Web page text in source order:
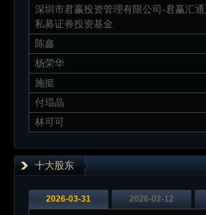
深圳市君赢投资管理有限公司-君赢汇
私募证券投资基金
陈鑫
杨荣华
施挺
付琨晶
林可可
十大股东
2026-03-31 2026-02-12